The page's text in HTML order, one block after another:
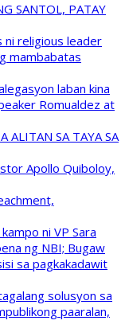
SANTOL, PATAY
ni religious leader
mambabatas
laban kina
Romualdez at
ALITAN SA TAYA SA
Apollo Quiboloy,
ni VP Sara
ng NBI; Bugaw
sa pagkakadawit
solusyon sa
paaralan,